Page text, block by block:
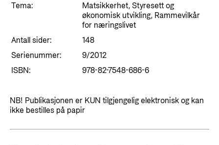
Tema:
Matsikkerhet, Styresett og
økonomisk utvikling, Rammevilkår
for næringslivet
Antall sider:
148
Serienummer:
9/2012
ISBN:
978-82-7548-686-6
NB! Publikasjonen er KUN tilgjengelig elektronisk og kan
ikke bestilles på papir